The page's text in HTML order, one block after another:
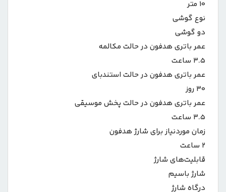
۱۰ متر
نوع گوشی
دو گوشی
عمر باتری هدفون در حالت مکالمه
۳.۵ ساعت
عمر باتری هدفون در حالت استندبای
۳۰ روز
عمر باتری هدفون در حالت پخش موسیقی
۳.۵ ساعت
زمان موردنیاز برای شارژ هدفون
۲ ساعت
قابلیت‌های شارژ
شارژ باسیم
درگاه شارژ